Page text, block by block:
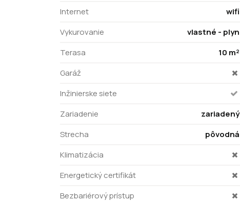
Internet
wifi
Vykurovanie
vlastné - plyn
Terasa
10 m²
Garáž
Inžinierske siete
Zariadenie
zariadený
Strecha
pôvodná
Klimatizácia
Energetický certifikát
Bezbariérový prístup